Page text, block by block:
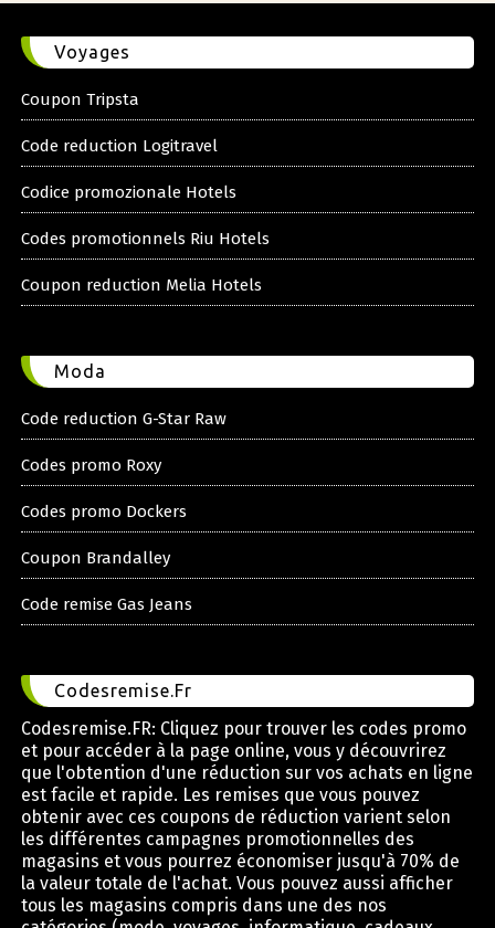
Voyages
Coupon Tripsta
Code reduction Logitravel
Codice promozionale Hotels
Codes promotionnels Riu Hotels
Coupon reduction Melia Hotels
Moda
Code reduction G-Star Raw
Codes promo Roxy
Codes promo Dockers
Coupon Brandalley
Code remise Gas Jeans
Codesremise.Fr
Codesremise.FR: Cliquez pour trouver les codes promo
et pour accéder à la page online, vous y découvrirez
que l'obtention d'une réduction sur vos achats en ligne
est facile et rapide. Les remises que vous pouvez
obtenir avec ces coupons de réduction varient selon
les différentes campagnes promotionnelles des
magasins et vous pourrez économiser jusqu'à 70% de
la valeur totale de l'achat. Vous pouvez aussi afficher
tous les magasins compris dans une des nos